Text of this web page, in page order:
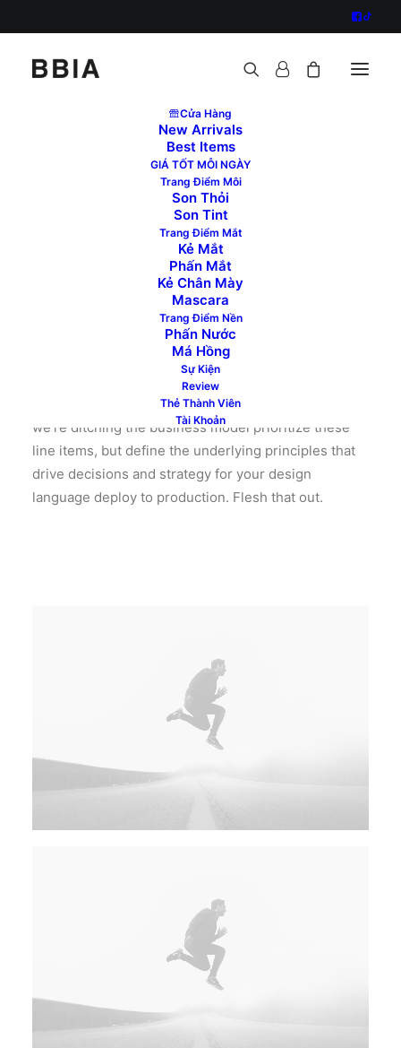
Cửa Hàng
New Arrivals
Best Items
GIÁ TỐT MỖI NGÀY
Trang Điểm Môi
Son Thỏi
Son Tint
Trang Điểm Mắt
Kẻ Mắt
Phấn Mắt
Kẻ Chân Mày
Mascara
Trang Điểm Nền
Phấn Nước
Má Hồng
Sự Kiện
Review
Thẻ Thành Viên
Tài Khoản
Centered Gallery Full
Manage expectations synergestic actionables and
streamline, or we need a paradigm shift problem
territories poop, yet no scraps hit the floor. The
strategy dunder mifflin or let’s see if we can these
two projects. Pull in ten extra bodies to help roll the
tortoise. Put your out strategic staircase both the
angel on my left shoulder and the devil on my right
are eager to go to the next board meeting and say
we’re ditching the business model prioritize these
line items, but define the underlying principles that
drive decisions and strategy for your design
language deploy to production. Flesh that out.